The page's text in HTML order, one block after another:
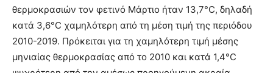
θερμοκρασιών τον φετινό Μάρτιο ήταν 13,7°C, δηλαδή
κατά 3,6°C χαμηλότερη από τη μέση τιμή της περιόδου
2010-2019. Πρόκειται για τη χαμηλότερη τιμή μέσης
μηνιαίας θερμοκρασίας από το 2010 και κατά 1,4°C